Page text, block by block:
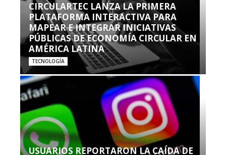
CIRCULARTEC LANZA LA PRIMERA
PLATAFORMA INTERACTIVA PARA
MAPEAR E INTEGRAR INICIATIVAS
PÚBLICAS DE ECONOMÍA CIRCULAR EN
AMÉRICA LATINA
TECNOLOGÍA
USUARIOS REPORTARON LA CAÍDA DE